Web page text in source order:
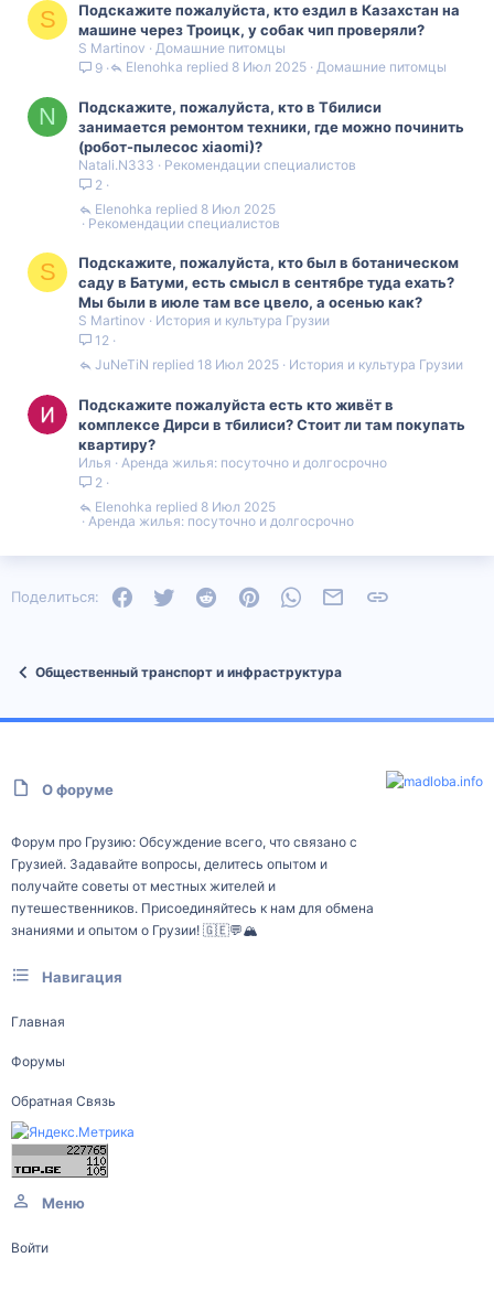
S
Подскажите пожалуйста, кто ездил в Казахстан на
машине через Троицк, у собак чип проверяли?
S Martinov
Домашние питомцы
9
Домашние питомцы
8 Июл 2025
Elenohka
N
Подскажите, пожалуйста, кто в Тбилиси
занимается ремонтом техники, где можно починить
(робот-пылесос xiaomi)?
Natali.N333
Рекомендации специалистов
2
Рекомендации специалистов
8 Июл 2025
Elenohka
S
Подскажите, пожалуйста, кто был в ботаническом
саду в Батуми, есть смысл в сентябре туда ехать?
Мы были в июле там все цвело, а осенью как?
S Martinov
История и культура Грузии
12
История и культура Грузии
18 Июл 2025
JuNeTiN
Подскажите пожалуйста есть кто живёт в
комплексе Дирси в тбилиси? Стоит ли там покупать
квартиру?
Илья
Аренда жилья: посуточно и долгосрочно
2
Аренда жилья: посуточно и долгосрочно
8 Июл 2025
Elenohka
Поделиться: FacebookTwitter Reddit PinterestWhatsAppЭлектронная почта
Общественный транспорт и инфраструктура
О форуме
Форум про Грузию: Обсуждение всего, что связано с
Грузией. Задавайте вопросы, делитесь опытом и
получайте советы от местных жителей и
путешественников. Присоединяйтесь к нам для обмена
знаниями и опытом о Грузии! 🇬🇪💬🏔️
Навигация
Главная
Форумы
Обратная Связь
Меню
Войти